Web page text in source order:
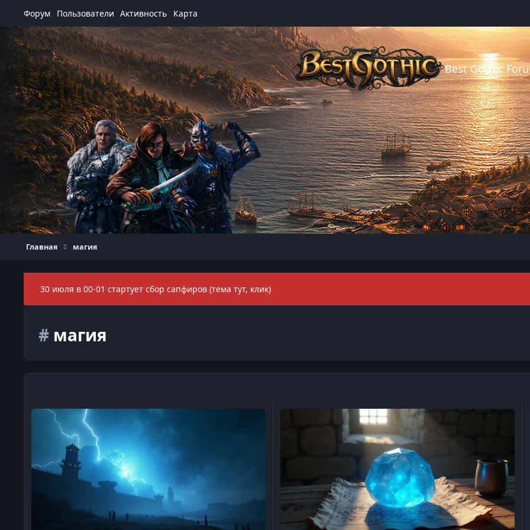
Форум Пользователи Активность Карта
Best Gothic
Главная магия
30 июля в 00-01 стартует сбор сапфиров (тема тут, клик)
#магия
История падения Барьера (Gothic 1) Поиск камней телепортации (Gothic 3)